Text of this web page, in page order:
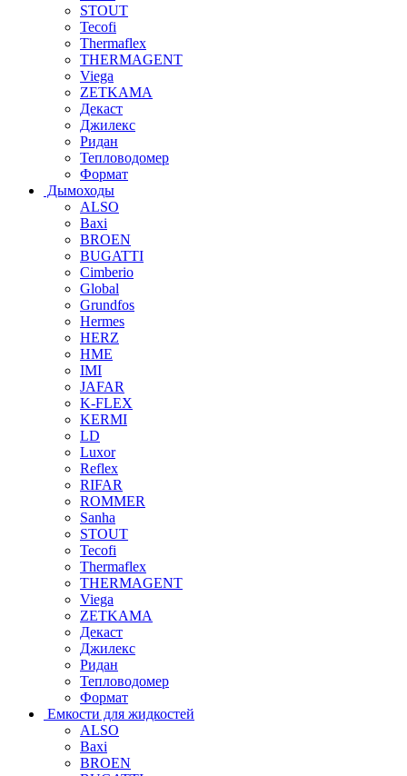
STOUT
Tecofi
Thermaflex
THERMAGENT
Viega
ZETKAMA
Декаст
Джилекс
Ридан
Тепловодомер
Формат
Дымоходы
ALSO
Baxi
BROEN
BUGATTI
Cimberio
Global
Grundfos
Hermes
HERZ
HME
IMI
JAFAR
K-FLEX
KERMI
LD
Luxor
Reflex
RIFAR
ROMMER
Sanha
STOUT
Tecofi
Thermaflex
THERMAGENT
Viega
ZETKAMA
Декаст
Джилекс
Ридан
Тепловодомер
Формат
Емкости для жидкостей
ALSO
Baxi
BROEN